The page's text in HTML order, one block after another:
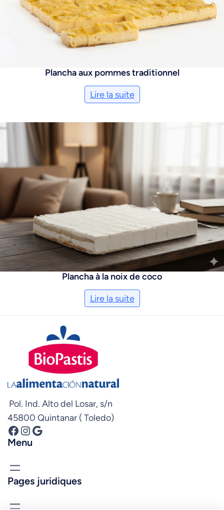
Plancha aux pommes traditionnel
Lire la suite
Plancha à la noix de coco
Lire la suite
Pol. Ind. Alto del Losar, s/n
45800 Quintanar ( Toledo)
Facebook InstagramGoogle
Menu
Pages juridiques